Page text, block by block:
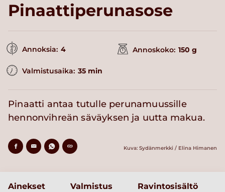
Pinaattiperunasose
Annoksia: 4 Annoskoko: 150 g
Valmistusaika: 35 min
Pinaatti antaa tutulle perunamuussille
hennonvihreän säväyksen ja uutta makua.
Kuva: Sydänmerkki / Elina Himanen
Ainekset Valmistus Ravintosisältö